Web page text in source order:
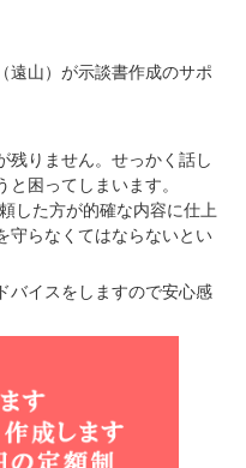
遠山）が示談書作成のサポ
残りません。せっかく話し
困ってしまいます。
した方が的確な内容に仕上
守らなくてはならないとい
バイスをしますので安心感